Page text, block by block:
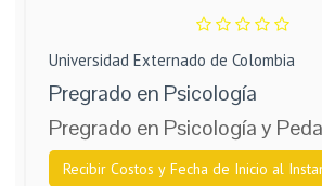
Universidad Externado de Colombia
Pregrado en Psicología
Pregrado en Psicología y
Recibir Costos y Fecha de Inicio al